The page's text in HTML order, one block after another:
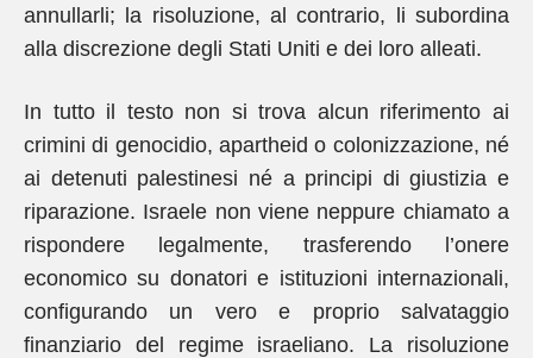
annullarli; la risoluzione, al contrario, li subordina
alla discrezione degli Stati Uniti e dei loro alleati.
In tutto il testo non si trova alcun riferimento ai
crimini di genocidio, apartheid o colonizzazione, né
ai detenuti palestinesi né a principi di giustizia e
riparazione. Israele non viene neppure chiamato a
rispondere legalmente, trasferendo l’onere
economico su donatori e istituzioni internazionali,
configurando un vero e proprio salvataggio
finanziario del regime israeliano. La risoluzione